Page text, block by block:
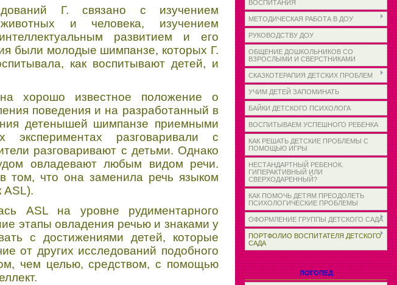
Г. связано с изучением
и человека, изучением
развитием и его
были молодые шимпанзе, которых Г.
как воспитывают детей, и
хорошо известное положение о
поведения и на разработанный в
детенышей шимпанзе приемными
разговаривали с
разговаривают с детьми. Однако
овладевают любым видом речи.
том, что она заменила речь языком
ASL).
ASL на уровне рудиментарного
этапы овладения речью и знаками у
с достижениями детей, которые
от других исследований подобного
чем целью, средством, с помощью
ВОСПИТАНИЯ
МЕТОДИЧЕСКАЯ РАБОТА В ДОУ
РУКОВОДСТВУ ДОУ
ОБЩЕНИЕ ДОШКОЛЬНИКОВ СО
ВЗРОСЛЫМИ И СВЕРСТНИКАМИ
СКАЗКОТЕРАПИЯ ДЕТСКИХ ПРОБЛЕМ
УЧИМ ДЕТЕЙ ЗАПОМИНАТЬ
БАЙКИ ДЕТСКОГО ПСИХОЛОГА
ВОСПИТЫВАЕМ УСПЕШНОГО РЕБЕНКА
КАК РЕШАТЬ ДЕТСКИЕ ПРОБЛЕМЫ С
ПОМОЩЬЮ ИГРЫ
НЕСТАНДАРТНЫЙ РЕБЕНОК.
ГИПЕРАКТИВНЫЙ ИЛИ
СВЕРХОДАРЕННЫЙ?
КАК ПОМОЧЬ ДЕТЯМ ПРЕОДОЛЕТЬ
ПСИХОЛОГИЧЕСКИЕ ПРОБЛЕМЫ
ОФОРМЛЕНИЕ ГРУППЫ ДЕТСКОГО САДА
ПОРТФОЛИО ВОСПИТАТЕЛЯ ДЕТСКОГО
САДА
ЛОГОПЕД